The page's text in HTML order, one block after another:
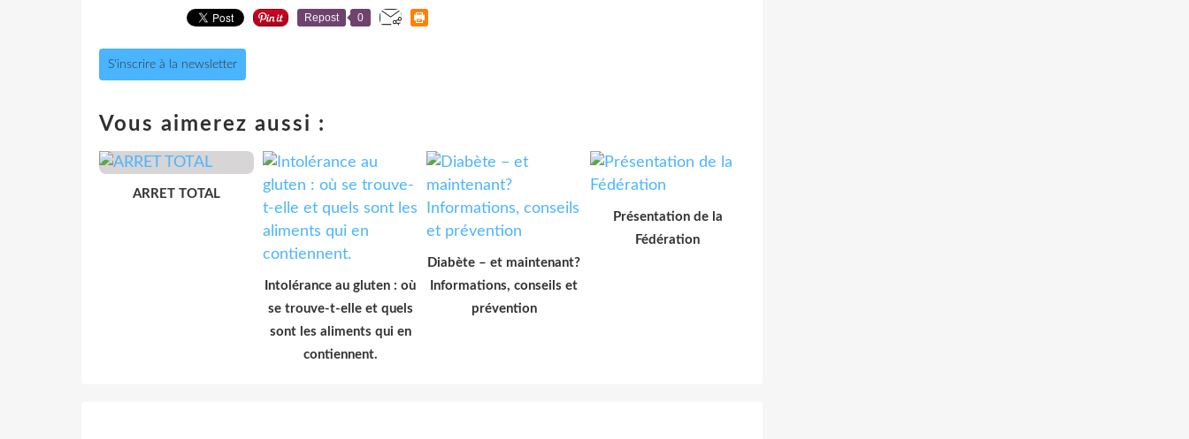
Repost 0
S'inscrire à la newsletter
Vous aimerez aussi :
ARRET TOTAL
Intolérance au gluten : où
se trouve-t-elle et quels
sont les aliments qui en
contiennent.
Diabète – et maintenant?
Informations, conseils et
prévention
Présentation de la
Fédération